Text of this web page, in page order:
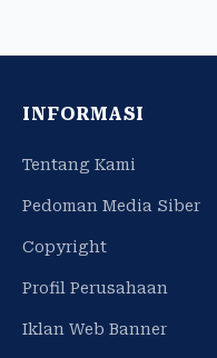
INFORMASI
Tentang Kami
Pedoman Media Siber
Copyright
Profil Perusahaan
Iklan Web Banner